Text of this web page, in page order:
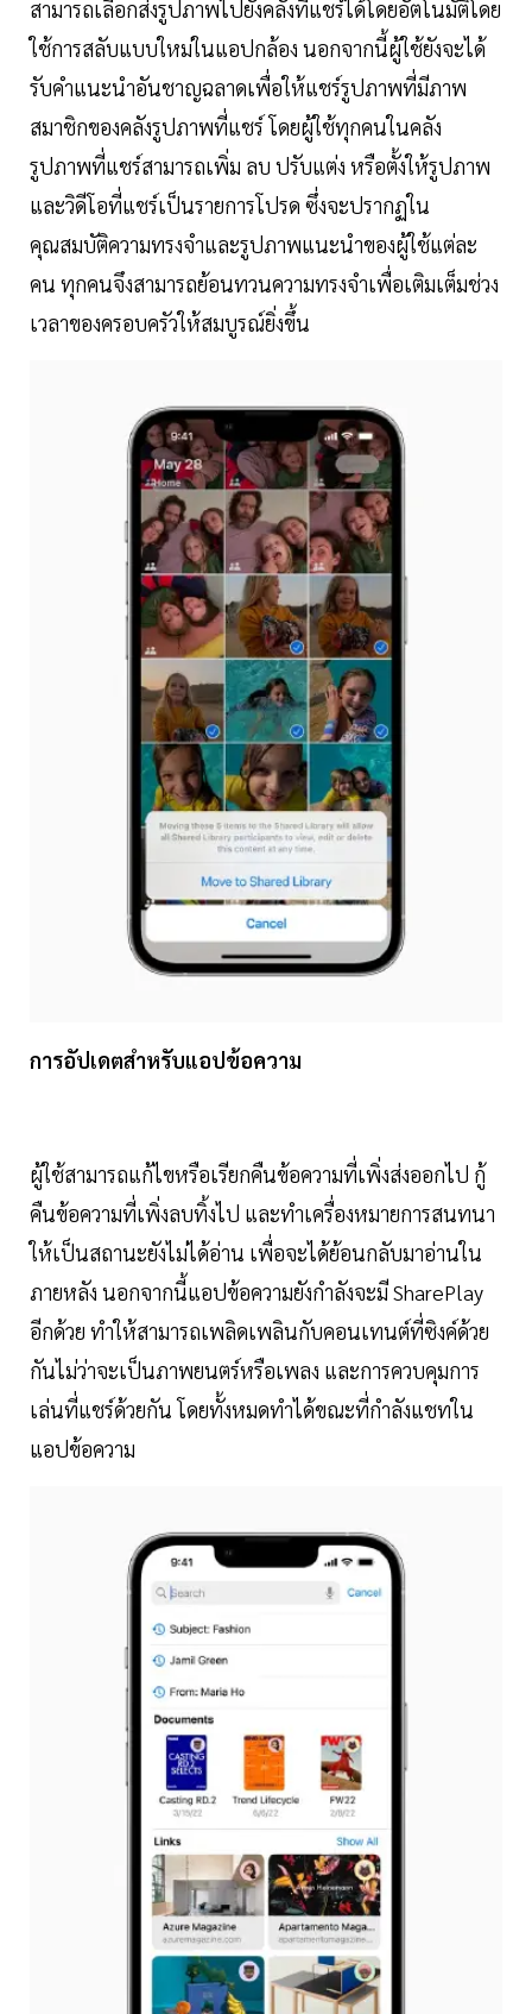
สามารถเลือกส่งรูปภาพไปยังคลังที่แชร์ได้โดยอัตโนมัติโดย
ใช้การสลับแบบใหม่ในแอปกล้อง นอกจากนี้ผู้ใช้ยังจะได้
รับคำแนะนำอันชาญฉลาดเพื่อให้แชร์รูปภาพที่มีภาพ
สมาชิกของคลังรูปภาพที่แชร์ โดยผู้ใช้ทุกคนในคลัง
รูปภาพที่แชร์สามารถเพิ่ม ลบ ปรับแต่ง หรือตั้งให้รูปภาพ
และวิดีโอที่แชร์เป็นรายการโปรด ซึ่งจะปรากฏใน
คุณสมบัติความทรงจำและรูปภาพแนะนำของผู้ใช้แต่ละ
คน ทุกคนจึงสามารถย้อนทวนความทรงจำเพื่อเติมเต็มช่วง
เวลาของครอบครัวให้สมบูรณ์ยิ่งขึ้น
การอัปเดตสำหรับแอปข้อความ
ผู้ใช้สามารถแก้ไขหรือเรียกคืนข้อความที่เพิ่งส่งออกไป กู้
คืนข้อความที่เพิ่งลบทิ้งไป และทำเครื่องหมายการสนทนา
ให้เป็นสถานะยังไม่ได้อ่าน เพื่อจะได้ย้อนกลับมาอ่านใน
ภายหลัง นอกจากนี้แอปข้อความยังกำลังจะมี SharePlay
อีกด้วย ทำให้สามารถเพลิดเพลินกับคอนเทนต์ที่ซิงค์ด้วย
กันไม่ว่าจะเป็นภาพยนตร์หรือเพลง และการควบคุมการ
เล่นที่แชร์ด้วยกัน โดยทั้งหมดทำได้ขณะที่กำลังแชทใน
แอปข้อความ